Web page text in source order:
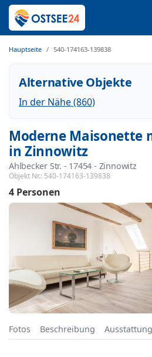
Hauptseite 540-174163-139838
Alternative Objekte
In der Nähe (860)
Moderne Maisonette
in Zinnowitz
Ahlbecker Str. - 17454 - Zinnowitz
Objekt Nr.: 540-174163-139838
4 Personen
Fotos Beschreibung Ausstattung